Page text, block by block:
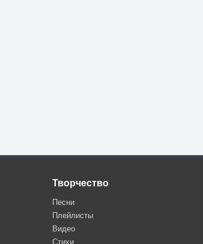
Творчество
Песни
Плейлисты
Видео
Стихи